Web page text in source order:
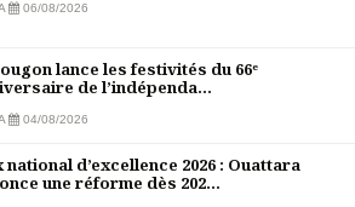
06/08/2026
lance les festivités du 66ᵉ
de l’indépenda...
04/08/2026
national d’excellence 2026 : Ouattara
une réforme dès 202...